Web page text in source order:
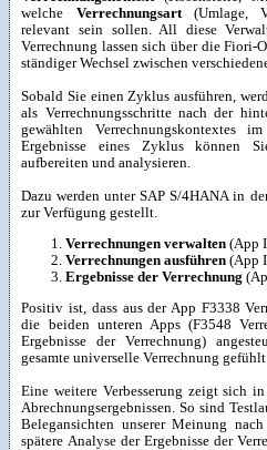
welche Verrechnungsart(Umlage,
relevant sein sollen. All diese
Verrechnung lassen sich über die Fiori-
ständiger Wechsel zwischen
Sobald Sie einen Zyklus ausführen,
als Verrechnungsschritte nach der
gewählten Verrechnungskontextes
Ergebnisse eines Zyklus können
aufbereiten und analysieren.
Dazu werden unter SAP S/4HANA in
zur Verfügung gestellt.
Verrechnungen verwalten (App
Verrechnungen ausführen (App
Ergebnisse der Verrechnung
Positiv ist, dass aus der App F3338
die beiden unteren Apps (F3548
Ergebnisse der Verrechnung)
gesamte universelle Verrechnung
Eine weitere Verbesserung zeigt sich
Abrechnungsergebnissen. So sind
Belegansichten unserer Meinung
spätere Analyse der Ergebnisse der